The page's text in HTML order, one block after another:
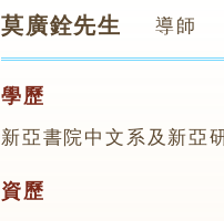
莫廣銓先生 導師
學歷
新亞書院中文系及新亞
資歷